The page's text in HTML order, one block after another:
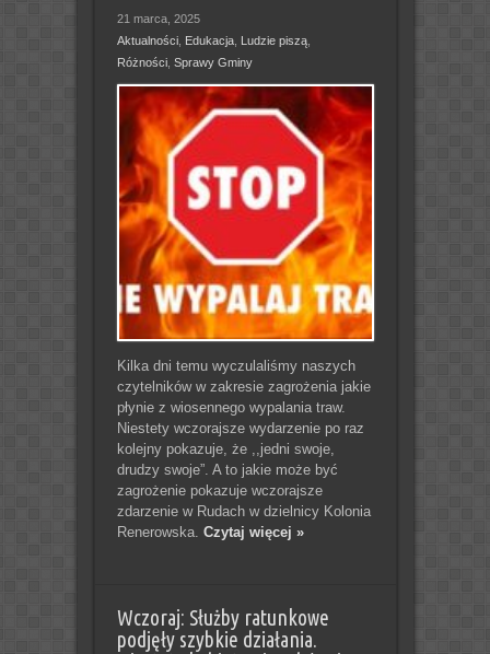
21 marca, 2025
Aktualności, Edukacja, Ludzie piszą,
Różności, Sprawy Gminy
Kilka dni temu wyczulaliśmy naszych
czytelników w zakresie zagrożenia jakie
płynie z wiosennego wypalania traw.
Niestety wczorajsze wydarzenie po raz
kolejny pokazuje, że ,,jedni swoje,
drudzy swoje”. A to jakie może być
zagrożenie pokazuje wczorajsze
zdarzenie w Rudach w dzielnicy Kolonia
Renerowska. Czytaj więcej »
Wczoraj: Służby ratunkowe
podjęły szybkie działania.